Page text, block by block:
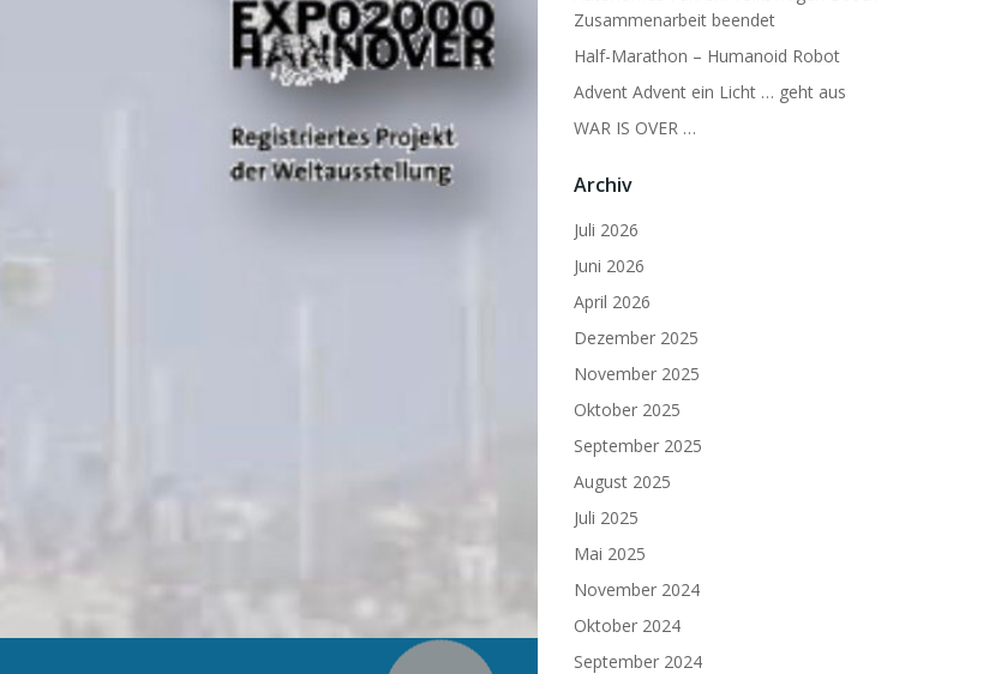
Zusammenarbeit beendet
Half-Marathon – Humanoid Robot
Advent Advent ein Licht … geht aus
WAR IS OVER …
Archiv
Juli 2026
Juni 2026
April 2026
Dezember 2025
November 2025
Oktober 2025
September 2025
August 2025
Juli 2025
Mai 2025
November 2024
Oktober 2024
September 2024